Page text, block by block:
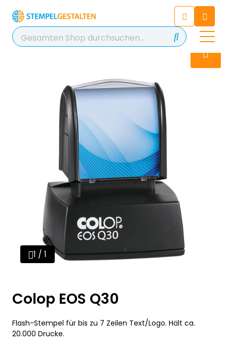
Chatten Sie 24/7 mit unserem
hilfreichen Chatbot
Kontakt
+49 2038 0480 403
1 / 1
Colop EOS Q30
Flash-Stempel für bis zu 7 Zeilen Text/Logo. Hält ca.
20.000 Drucke.